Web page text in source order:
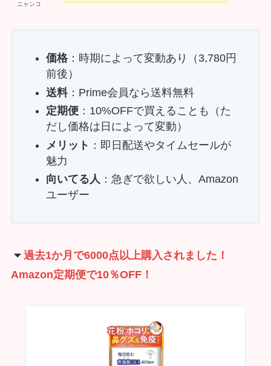
ニャンコ
価格：時期によって変動あり（3,780円
前後）
送料：Prime会員なら送料無料
定期便：10%OFFで買えることも（た
だし価格は日によって変動）
メリット ：即日配送やタイムセールが
魅力
向いてる人 ：急ぎで欲しい人、Amazon
ユーザー
過去1か月で6000点以上購入されました！
Amazon定期便で10％OFF！